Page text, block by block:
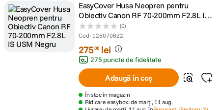
EasyCover Husa Neopren pentru
Obiectiv Canon RF 70-200mm F2.8L IS
USM Negru (0)
Cod: 125070622
27500 lei
275 puncte de fidelitate
Adaugă în coș
În stoc în magazin
Ridicare easybox: de marți, 11 aug.